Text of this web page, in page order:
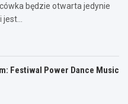
będzie otwarta jedynie
Festiwal Power Dance Music